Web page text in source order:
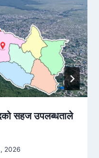
सहज उपलब्धताले
2026